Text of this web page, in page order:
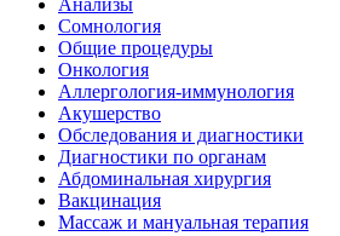
Сомнология
Общие процедуры
Онкология
Аллергология-иммунология
Акушерство
Обследования и диагностики
Диагностики по органам
Абдоминальная хирургия
Вакцинация
Массаж и мануальная терапия